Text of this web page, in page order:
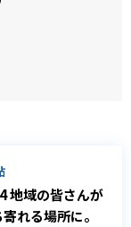
地域の皆さんが
れる場所に。